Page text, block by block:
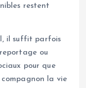
restent
il suffit parfois
ou
pour que
la vie